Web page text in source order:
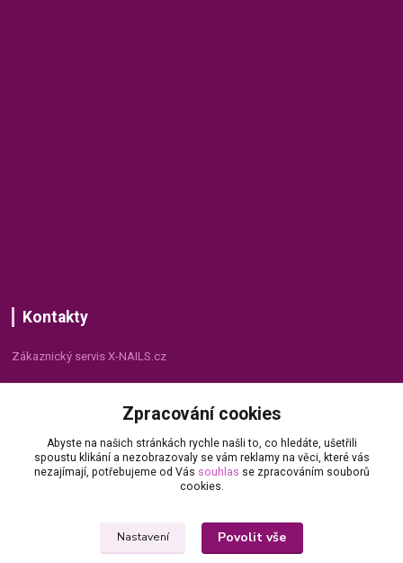
Kontakty
Zákaznický servis X-NAILS.cz
+420 735 055 075
info@x-nails.cz
Zpracování cookies
Abyste na našich stránkách rychle našli to, co hledáte, ušetřili
spoustu klikání a nezobrazovaly se vám reklamy na věci, které vás
nezajímají, potřebujeme od Vás souhlas se zpracováním souborů
cookies.
Nastavení Povolit vše